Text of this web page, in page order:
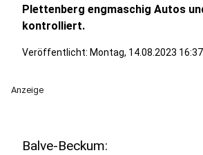
Plettenberg engmaschig Autos
kontrolliert.
Veröffentlicht: Montag, 14.08.2023 16:37
Anzeige
Balve-Beckum: